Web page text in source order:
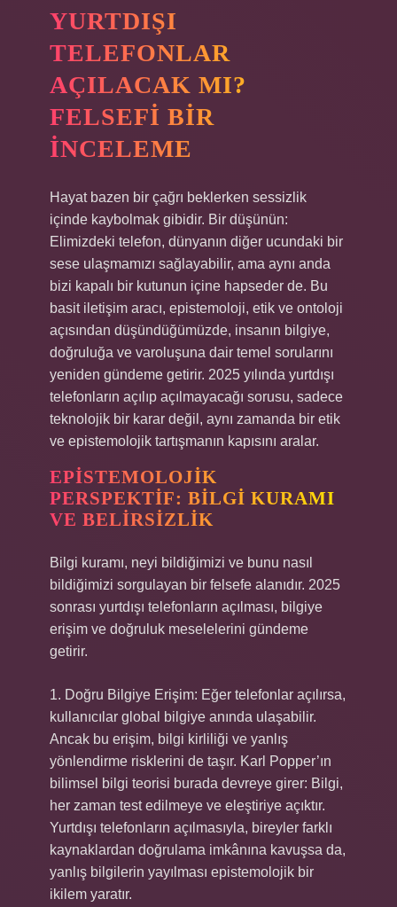
YURTDIŞI
TELEFONLAR
AÇILACAK MI?
FELSEFI BIR
İNCELEME
Hayat bazen bir çağrı beklerken sessizlik
içinde kaybolmak gibidir. Bir düşünün:
Elimizdeki telefon, dünyanın diğer ucundaki bir
sese ulaşmamızı sağlayabilir, ama aynı anda
bizi kapalı bir kutunun içine hapseder de. Bu
basit iletişim aracı, epistemoloji, etik ve ontoloji
açısından düşündüğümüzde, insanın bilgiye,
doğruluğa ve varoluşuna dair temel sorularını
yeniden gündeme getirir. 2025 yılında yurtdışı
telefonların açılıp açılmayacağı sorusu, sadece
teknolojik bir karar değil, aynı zamanda bir etik
ve epistemolojik tartışmanın kapısını aralar.
EPISTEMOLOJIK
PERSPEKTIF: BILGI KURAMI
VE BELIRSIZLIK
Bilgi kuramı, neyi bildiğimizi ve bunu nasıl
bildiğimizi sorgulayan bir felsefe alanıdır. 2025
sonrası yurtdışı telefonların açılması, bilgiye
erişim ve doğruluk meselelerini gündeme
getirir.
1. Doğru Bilgiye Erişim: Eğer telefonlar açılırsa,
kullanıcılar global bilgiye anında ulaşabilir.
Ancak bu erişim, bilgi kirliliği ve yanlış
yönlendirme risklerini de taşır. Karl Popper’ın
bilimsel bilgi teorisi burada devreye girer: Bilgi,
her zaman test edilmeye ve eleştiriye açıktır.
Yurtdışı telefonların açılmasıyla, bireyler farklı
kaynaklardan doğrulama imkânına kavuşsa da,
yanlış bilgilerin yayılması epistemolojik bir
ikilem yaratır.